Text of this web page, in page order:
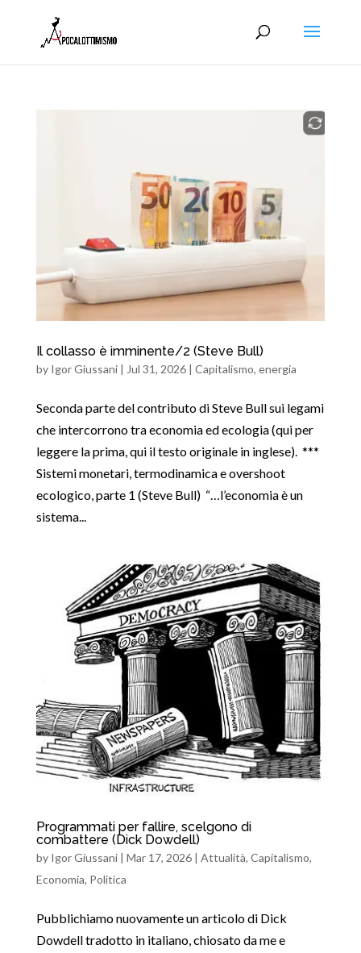
Il collasso è imminente/2 (Steve Bull)
by Igor Giussani| Jul 31, 2026| Capitalismo, energia
Seconda parte del contributo di Steve Bull sui legami
che intercorrono tra economia ed ecologia (qui per
leggere la prima, qui il testo originale in inglese). ***
Sistemi monetari, termodinamica e overshoot
ecologico, parte 1 (Steve Bull) “…l’economia è un
sistema...
Programmati per fallire, scelgono di
combattere (Dick Dowdell)
by Igor Giussani| Mar 17, 2026| Attualità, Capitalismo,
Economia, Politica
Pubblichiamo nuovamente un articolo di Dick
Dowdell tradotto in italiano, chiosato da me e